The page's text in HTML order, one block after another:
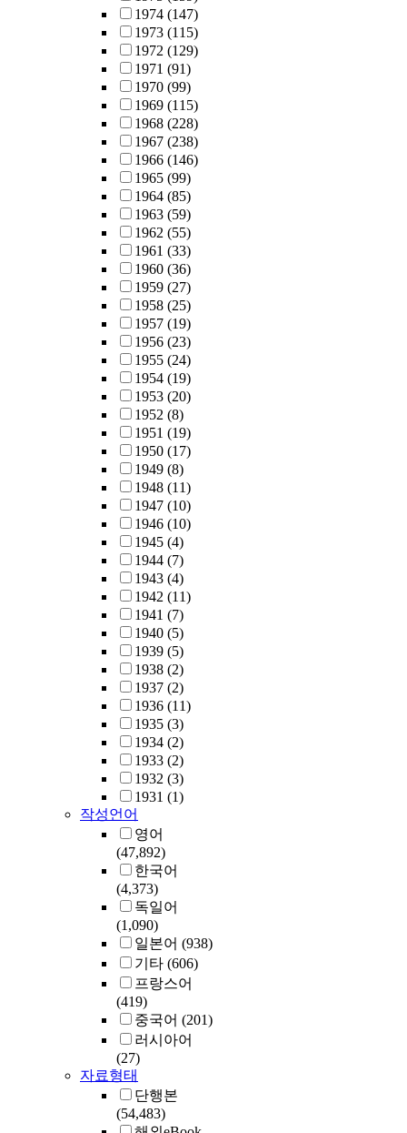
1974 (147)
1973 (115)
1972 (129)
1971 (91)
1970 (99)
1969 (115)
1968 (228)
1967 (238)
1966 (146)
1965 (99)
1964 (85)
1963 (59)
1962 (55)
1961 (33)
1960 (36)
1959 (27)
1958 (25)
1957 (19)
1956 (23)
1955 (24)
1954 (19)
1953 (20)
1952 (8)
1951 (19)
1950 (17)
1949 (8)
1948 (11)
1947 (10)
1946 (10)
1945 (4)
1944 (7)
1943 (4)
1942 (11)
1941 (7)
1940 (5)
1939 (5)
1938 (2)
1937 (2)
1936 (11)
1935 (3)
1934 (2)
1933 (2)
1932 (3)
1931 (1)
작성언어
영어
(47,892)
한국어
(4,373)
독일어
(1,090)
일본어 (938)
기타 (606)
프랑스어
(419)
중국어 (201)
러시아어
(27)
자료형태
단행본
(54,483)